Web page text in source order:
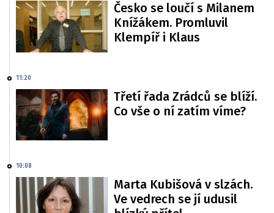
Česko se loučí s Milanem
Knížákem. Promluvil
Klempíř i Klaus
11:20
Třetí řada Zrádců se blíží.
Co vše o ní zatím víme?
10:08
Marta Kubišová v slzách.
Ve vedrech se jí udusil